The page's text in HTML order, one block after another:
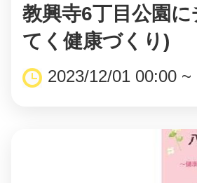
教興寺6丁目公園
てく健康づくり)
2023/12/01 00:00